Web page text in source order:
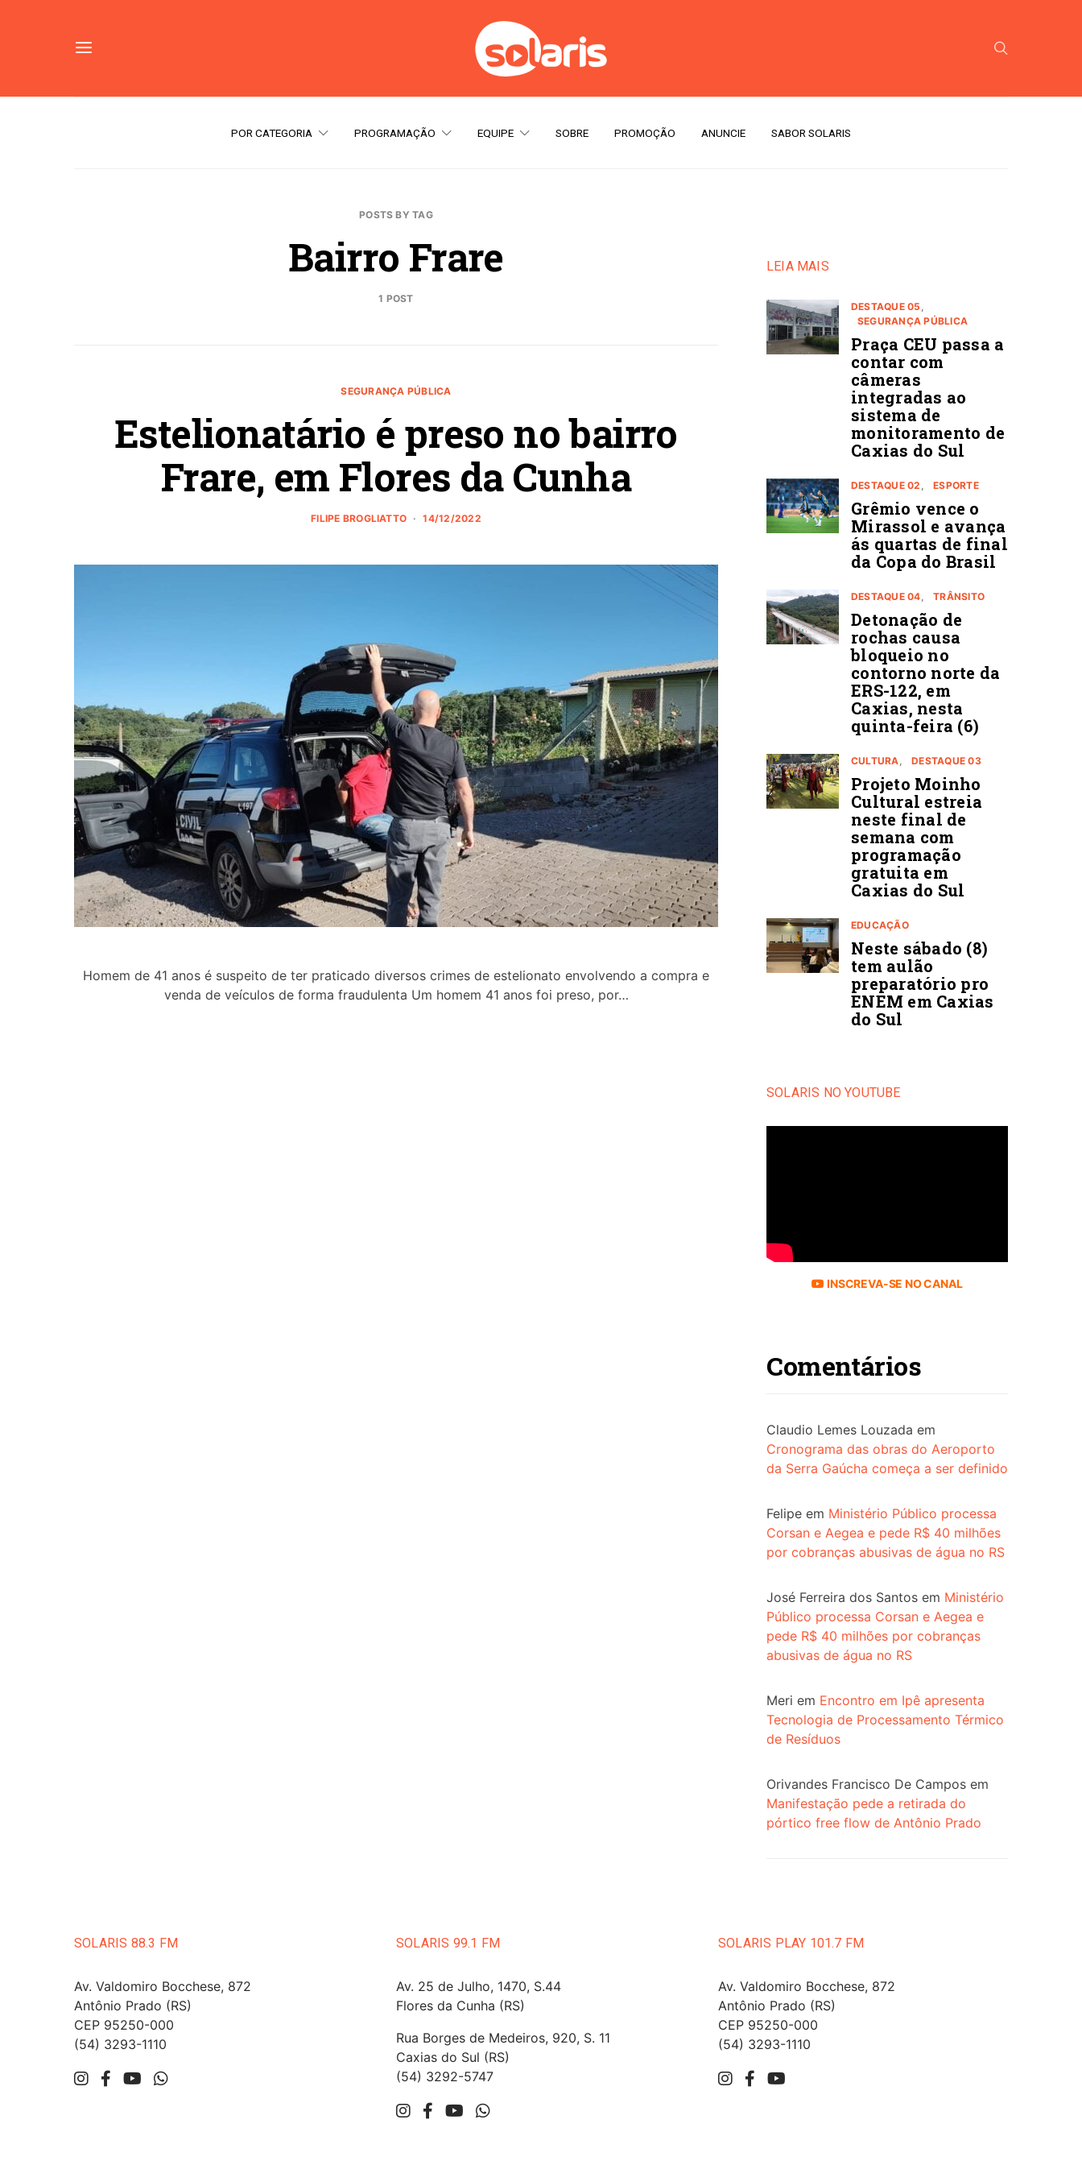
POR CATEGORIA PROGRAMAÇÃO EQUIPE SOBRE PROMOÇÃO ANUNCIE SABOR SOLARIS
POSTS BY TAG
Bairro Frare
1 POST
SEGURANÇA PÚBLICA
Estelionatário é preso no bairro
Frare, em Flores da Cunha
FILIPE BROGLIATTO 14/12/2022
Homem de 41 anos é suspeito de ter praticado diversos crimes de estelionato envolvendo a compra e
venda de veículos de forma fraudulenta Um homem 41 anos foi preso, por…
LEIA MAIS
DESTAQUE 05
SEGURANÇA PÚBLICA
Praça CEU passa a
contar com
câmeras
integradas ao
sistema de
monitoramento de
Caxias do Sul
DESTAQUE 02 ESPORTE
Grêmio vence o
Mirassol e avança
ás quartas de final
da Copa do Brasil
DESTAQUE 04 TRÂNSITO
Detonação de
rochas causa
bloqueio no
contorno norte da
ERS-122, em
Caxias, nesta
quinta-feira (6)
CULTURA DESTAQUE 03
Projeto Moinho
Cultural estreia
neste final de
semana com
programação
gratuita em
Caxias do Sul
EDUCAÇÃO
Neste sábado (8)
tem aulão
preparatório pro
ENEM em Caxias
do Sul
SOLARIS NO YOUTUBE
INSCREVA-SE NO CANAL
Comentários
Claudio Lemes Louzada em
Cronograma das obras do Aeroporto
da Serra Gaúcha começa a ser definido
Felipe em Ministério Público processa
Corsan e Aegea e pede R$ 40 milhões
por cobranças abusivas de água no RS
José Ferreira dos Santos em Ministério
Público processa Corsan e Aegea e
pede R$ 40 milhões por cobranças
abusivas de água no RS
Meri em Encontro em Ipê apresenta
Tecnologia de Processamento Térmico
de Resíduos
Orivandes Francisco De Campos em
Manifestação pede a retirada do
pórtico free flow de Antônio Prado
SOLARIS 88.3 FM
Av. Valdomiro Bocchese, 872
Antônio Prado (RS)
CEP 95250-000
(54) 3293-1110
SOLARIS 99.1 FM
Av. 25 de Julho, 1470, S.44
Flores da Cunha (RS)
Rua Borges de Medeiros, 920, S. 11
Caxias do Sul (RS)
(54) 3292-5747
SOLARIS PLAY 101.7 FM
Av. Valdomiro Bocchese, 872
Antônio Prado (RS)
CEP 95250-000
(54) 3293-1110